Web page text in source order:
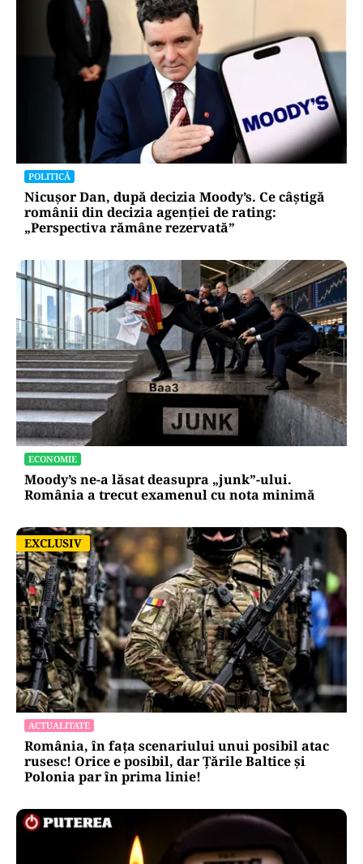
POLITICĂ
Nicușor Dan, după decizia Moody’s. Ce câștigă
românii din decizia agenției de rating:
„Perspectiva rămâne rezervată”
ECONOMIE
Moody’s ne-a lăsat deasupra „junk”-ului.
România a trecut examenul cu nota minimă
EXCLUSIV
EXCLUSIV
ACTUALITATE
România, în fața scenariului unui posibil atac
rusesc! Orice e posibil, dar Țările Baltice și
Polonia par în prima linie!